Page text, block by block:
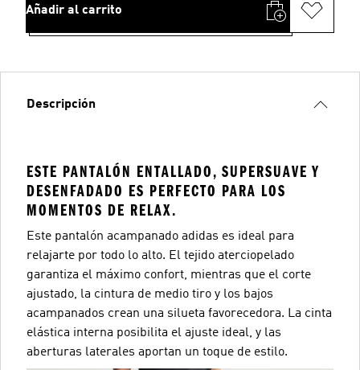
Añadir al carrito
Descripción
ESTE PANTALÓN ENTALLADO, SUPERSUAVE Y
DESENFADADO ES PERFECTO PARA LOS
MOMENTOS DE RELAX.
Este pantalón acampanado adidas es ideal para
relajarte por todo lo alto. El tejido aterciopelado
garantiza el máximo confort, mientras que el corte
ajustado, la cintura de medio tiro y los bajos
acampanados crean una silueta favorecedora. La cinta
elástica interna posibilita el ajuste ideal, y las
aberturas laterales aportan un toque de estilo.